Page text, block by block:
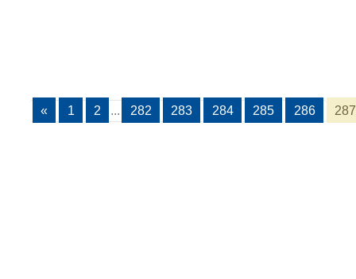
« 1 2 ... 282 283 284 285 286 287